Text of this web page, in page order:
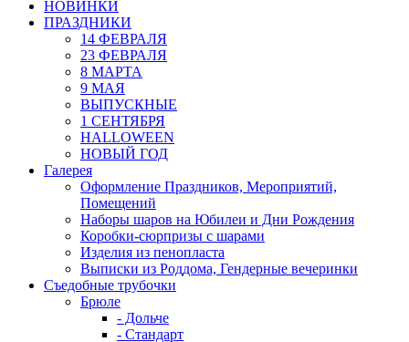
НОВИНКИ
ПРАЗДНИКИ
14 ФЕВРАЛЯ
23 ФЕВРАЛЯ
8 МАРТА
9 МАЯ
ВЫПУСКНЫЕ
1 СЕНТЯБРЯ
HALLOWEEN
НОВЫЙ ГОД
Галерея
Оформление Праздников, Мероприятий,
Помещений
Наборы шаров на Юбилеи и Дни Рождения
Коробки-сюрпризы с шарами
Изделия из пенопласта
Выписки из Роддома, Гендерные вечеринки
Съедобные трубочки
Брюле
- Дольче
- Стандарт